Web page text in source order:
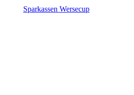
Sparkassen Wersecup